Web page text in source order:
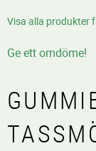
Visa alla produkter
Ge ett omdöme!